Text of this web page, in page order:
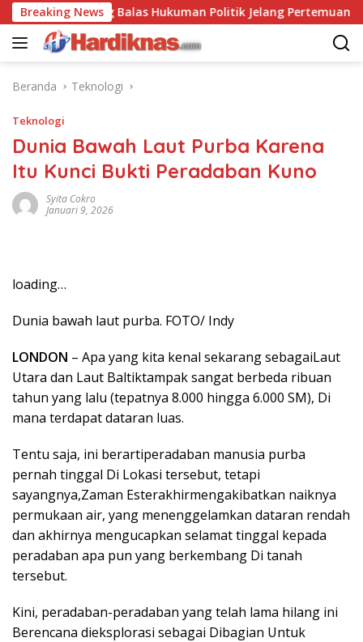
Langsung
ke
konten
Breaking News
China Saling Balas Hukuman Politik Jelang Pertemuan Trump
Beranda Teknologi
Teknologi
Dunia Bawah Laut Purba Karena
Itu Kunci Bukti Peradaban Kuno
Syita Cokro
Januari 9, 2026
loading…
Dunia bawah laut purba. FOTO/ Indy
LONDON – Apa yang kita kenal sekarang sebagaiLaut
Utara dan Laut Baltiktampak sangat berbeda ribuan
tahun yang lalu (tepatnya 8.000 hingga 6.000 SM), Di
mana terdapat dataran luas.
Tentu saja, ini berartiperadaban manusia purba
pernah tinggal Di Lokasi tersebut, tetapi
sayangnya,Zaman Esterakhirmengakibatkan naiknya
permukaan air, yang menenggelamkan dataran rendah
dan akhirnya mengucapkan selamat tinggal kepada
peradaban apa pun yang berkembang Di tanah
tersebut.
Kini, peradaban-peradaban yang telah lama hilang ini
Berencana dieksplorasi sebagai Dibagian Untuk